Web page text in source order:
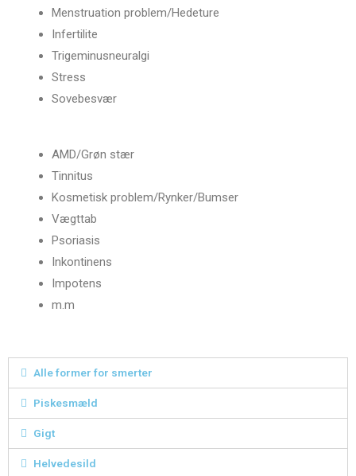
Menstruation problem/Hedeture
Infertilite
Trigeminusneuralgi
Stress
Sovebesvær
AMD/Grøn stær
Tinnitus
Kosmetisk problem/Rynker/Bumser
Vægttab
Psoriasis
Inkontinens
Impotens
m.m
Alle former for smerter
Piskesmæld
Gigt
Helvedesild